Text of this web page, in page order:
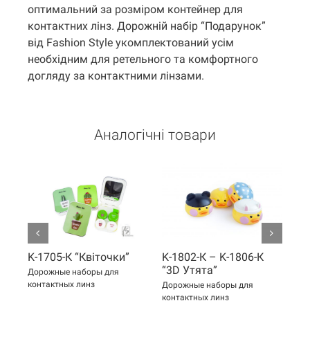
оптимальний за розміром контейнер для
контактних лінз. Дорожній набір “Подарунок”
від Fashion Style укомплектований усім
необхідним для ретельного та комфортного
догляду за контактними лінзами.
Аналогічні товари
K-1705-К “Квіточки”
Дорожные наборы для
контактных линз
K-1802-К – K-1806-К
“3D Утята”
Дорожные наборы для
контактных линз